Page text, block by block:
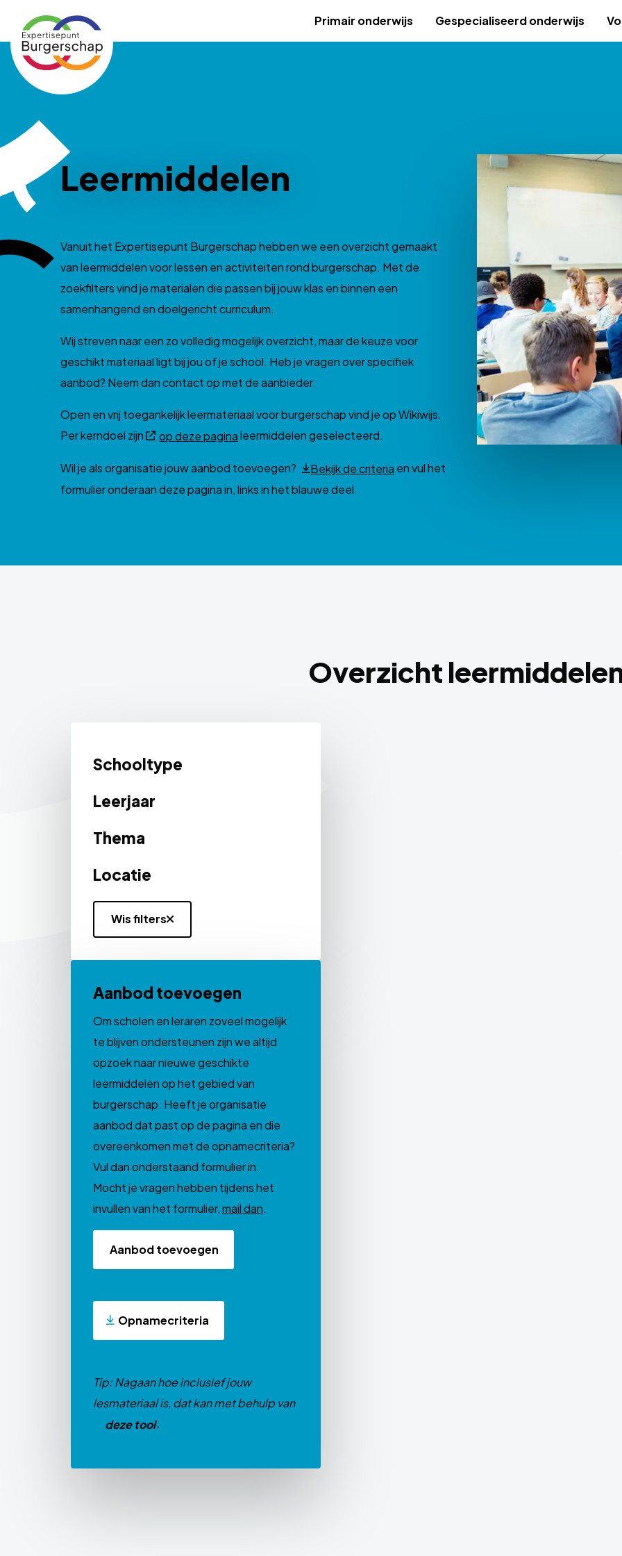
Expertisepunt
Burgerschap
Primair onderwijs Gespecialiseerd onderwijs
Leermiddelen
Vanuit het Expertisepunt Burgerschap hebben we een overzicht gemaakt
van leermiddelen voor lessen en activiteiten rond burgerschap. Met de
zoekfilters vind je materialen die passen bij jouw klas en binnen een
samenhangend en doelgericht curriculum.
Wij streven naar een zo volledig mogelijk overzicht, maar de keuze voor
geschikt materiaal ligt bij jou of je school. Heb je vragen over specifiek
aanbod? Neem dan contact op met de aanbieder.
Open en vrij toegankelijk leermateriaal voor burgerschap vind je op Wikiwijs.
Per kerndoel zijn
op deze paginaleermiddelen geselecteerd.
Wil je als organisatie jouw aanbod toevoegen? Bekijk de criteria en vul het
formulier onderaan deze pagina in, links in het blauwe deel.
Overzicht
Schooltype
Leerjaar
Thema
Locatie
Wis filters
Aanbod toevoegen
Om scholen en leraren zoveel mogelijk
te blijven ondersteunen zijn we altijd
opzoek naar nieuwe geschikte
leermiddelen op het gebied van
burgerschap. Heeft je organisatie
aanbod dat past op de pagina en die
overeenkomen met de opnamecriteria?
Vul dan onderstaand formulier in.
Mocht je vragen hebben tijdens het
invullen van het formulier,mail dan.
Aanbod toevoegen
Opnamecriteria
Tip: Nagaan hoe inclusief jouw
lesmateriaal is, dat kan met behulp van
deze tool.